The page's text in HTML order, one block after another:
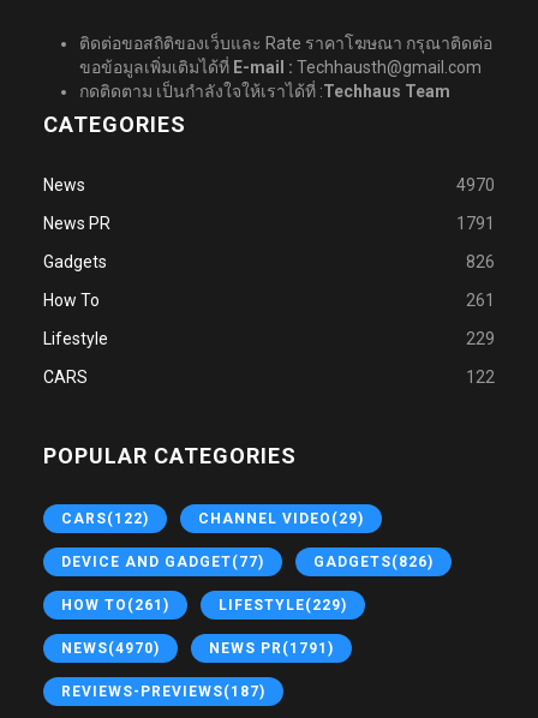
ติดต่อขอสถิติของเว็บและ Rate ราคาโฆษณา กรุณาติดต่อ
ขอข้อมูลเพิ่มเติมได้ที่ E-mail : Techhausth@gmail.com
กดติดตาม เป็นกำลังใจให้เราได้ที่ :Techhaus Team
CATEGORIES
News
4970
News PR
1791
Gadgets
826
How To
261
Lifestyle
229
CARS
122
POPULAR CATEGORIES
CARS(122) CHANNEL VIDEO (29)
DEVICE AND GADGET(77) GADGETS(826)
HOW TO (261) LIFESTYLE(229)
NEWS(4970) NEWS PR(1791)
REVIEWS-PREVIEWS(187)